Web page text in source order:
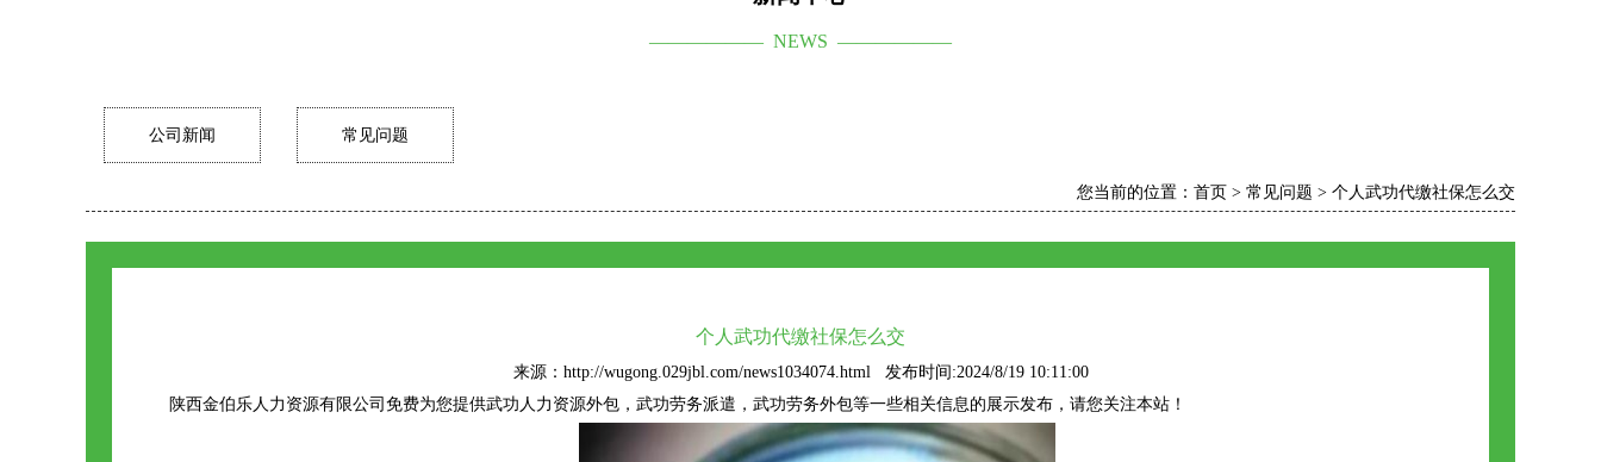
—————— NEWS ——————
公司新闻 常见问题
您当前的位置： 首页 > 常见问题 > 个人武功代缴社保怎么交
个人武功代缴社保怎么交
来源：http://wugong.029jbl.com/news1034074.html 发布时间:2024/8/19 10:11:00
陕西金伯乐人力资源有限公司免费为您提供武功人力资源外包 ，武功劳务派遣，武功劳务外包等一些相关信息的展示发布，请您关注本站！